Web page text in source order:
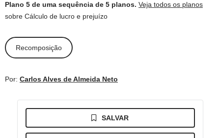
Plano 5 de uma sequência de 5 planos. Veja todos os planos
sobre Cálculo de lucro e prejuízo
Recomposição
Por: Carlos Alves de Almeida Neto
SALVAR